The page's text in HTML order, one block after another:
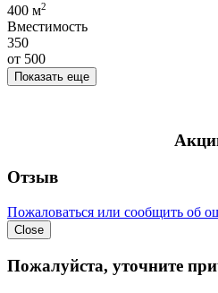
400 м2
Вместимость
350
от 500
Показать еще
Отзыв
Пожаловаться или сообщить об
Close
Пожалуйста, уточните